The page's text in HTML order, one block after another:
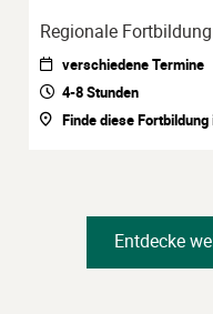
Regionale Fortbildung
verschiedene Termine
4-8 Stunden
Finde diese
Entdecke